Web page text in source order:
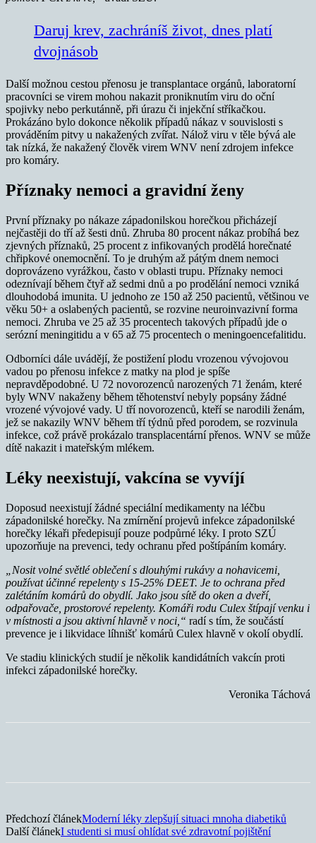
Daruj krev, zachráníš život, dnes platí
dvojnásob
Další možnou cestou přenosu je transplantace orgánů, laboratorní
pracovníci se virem mohou nakazit proniknutím viru do oční
spojivky nebo perkutánně, při úrazu či injekční stříkačkou.
Prokázáno bylo dokonce několik případů nákaz v souvislosti s
prováděním pitvy u nakažených zvířat. Nálož viru v těle bývá ale
tak nízká, že nakažený člověk virem WNV není zdrojem infekce
pro komáry.
Příznaky nemoci a gravidní ženy
První příznaky po nákaze západonilskou horečkou přicházejí
nejčastěji do tří až šesti dnů. Zhruba 80 procent nákaz probíhá bez
zjevných příznaků, 25 procent z infikovaných prodělá horečnaté
chřipkové onemocnění. To je druhým až pátým dnem nemoci
doprovázeno vyrážkou, často v oblasti trupu. Příznaky nemoci
odeznívají během čtyř až sedmi dnů a po prodělání nemoci vzniká
dlouhodobá imunita. U jednoho ze 150 až 250 pacientů, většinou ve
věku 50+ a oslabených pacientů, se rozvine neuroinvazivní forma
nemoci. Zhruba ve 25 až 35 procentech takových případů jde o
serózní meningitidu a v 65 až 75 procentech o meningoencefalitidu.
Odborníci dále uvádějí, že postižení plodu vrozenou vývojovou
vadou po přenosu infekce z matky na plod je spíše
nepravděpodobné. U 72 novorozenců narozených 71 ženám, které
byly WNV nakaženy během těhotenství nebyly popsány žádné
vrozené vývojové vady. U tří novorozenců, kteří se narodili ženám,
jež se nakazily WNV během tří týdnů před porodem, se rozvinula
infekce, což právě prokázalo transplacentární přenos. WNV se může
dítě nakazit i mateřským mlékem.
Léky neexistují, vakcína se vyvíjí
Doposud neexistují žádné speciální medikamenty na léčbu
západonilské horečky. Na zmírnění projevů infekce západonilské
horečky lékaři předepisují pouze podpůrné léky. I proto SZÚ
upozorňuje na prevenci, tedy ochranu před poštípáním komáry.
„Nosit volné světlé oblečení s dlouhými rukávy a nohavicemi,
používat účinné repelenty s 15-25% DEET. Je to ochrana před
zalétáním komárů do obydlí. Jako jsou sítě do oken a dveří,
odpařovače, prostorové repelenty. Komáři rodu Culex štípají venku i
v místnosti a jsou aktivní hlavně v noci,“ radí s tím, že součástí
prevence je i likvidace líhnišť komárů Culex hlavně v okolí obydlí.
Ve stadiu klinických studií je několik kandidátních vakcín proti
infekci západonilské horečky.
Veronika Táchová
Předchozí článekModerní léky zlepšují situaci mnoha diabetiků
Další článekI studenti si musí ohlídat své zdravotní pojištění